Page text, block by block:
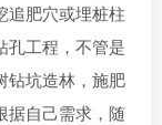
追肥穴或埋桩柱
孔工程，不管是
钻坑造林，施肥
据自己需求，随